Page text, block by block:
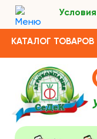
КАТАЛОГ ТОВАРОВ